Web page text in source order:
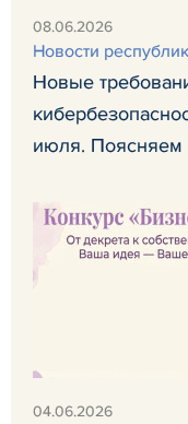
08.06.2026
Новости
Новые
июля. Поясняем
04.06.2026